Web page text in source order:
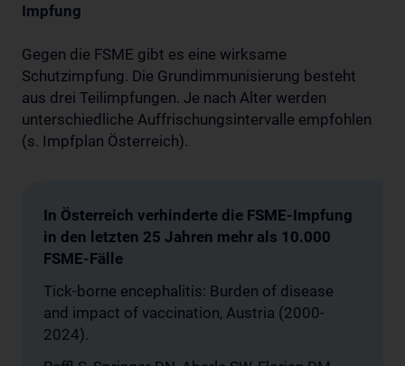
Impfung
Gegen die FSME gibt es eine wirksame
Schutzimpfung. Die Grundimmunisierung besteht
aus drei Teilimpfungen. Je nach Alter werden
unterschiedliche Auffrischungsintervalle empfohlen
(s. Impfplan Österreich).
In Österreich verhinderte die FSME-Impfung
in den letzten 25 Jahren mehr als 10.000
FSME-Fälle
Tick-borne encephalitis: Burden of disease
and impact of vaccination, Austria (2000-
2024).